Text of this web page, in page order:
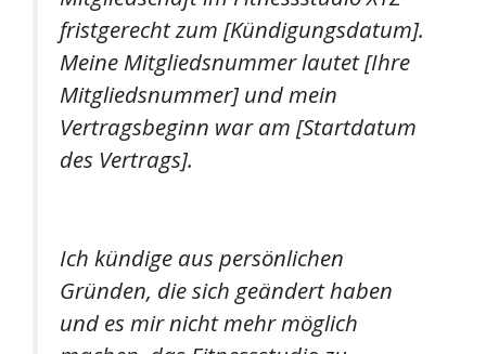
fristgerecht zum [Kündigungsdatum].
Meine Mitgliedsnummer lautet [Ihre
Mitgliedsnummer] und mein
Vertragsbeginn war am [Startdatum
des Vertrags].
Ich kündige aus persönlichen
Gründen, die sich geändert haben
und es mir nicht mehr möglich